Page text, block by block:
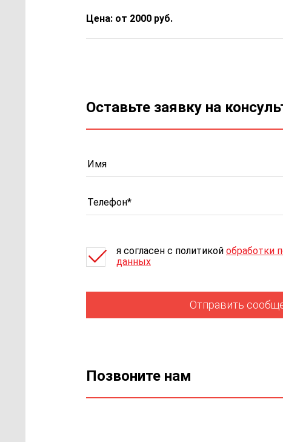
Цена: от 2000 руб.
Оставьте заявку на
я согласен c политикой обработки
данных
Отправить
Позвоните нам